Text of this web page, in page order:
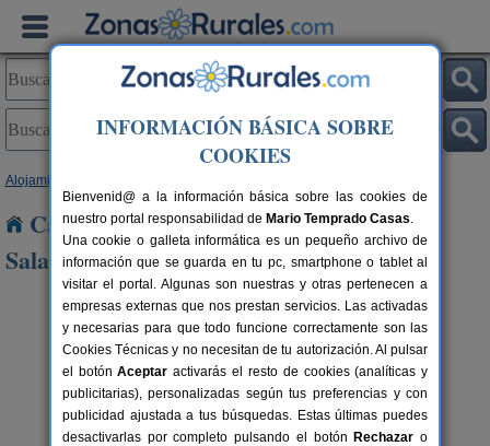
Alojamientos
Casas Rurales cerca de Doñinos de
Salamanca
10+3 pers.
desde20 €
El Corral de Las Arribes
San Felices de Los Gallegos
(Salamanca)
INFORMACIÓN BÁSICA SOBRE
COOKIES
Bienvenid@ a la información básica sobre las cookies de
nuestro portal responsabilidad de Mario Temprado Casas.
Una cookie o galleta informática es un pequeño archivo de
información que se guarda en tu pc, smartphone o tablet al
visitar el portal. Algunas son nuestras y otras pertenecen a
empresas externas que nos prestan servicios. Las activadas
y necesarias para que todo funcione correctamente son las
Cookies Técnicas y no necesitan de tu autorización. Al pulsar
el botónAceptar activarás el resto de cookies (analíticas y
publicitarias), personalizadas según tus preferencias y con
publicidad ajustada a tus búsquedas. Estas últimas puedes
desactivarlas por completo pulsando el botón Rechazar o